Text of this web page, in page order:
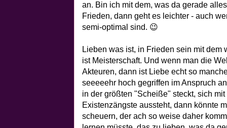
an. Bin ich mit dem, was da gerade
Frieden, dann geht es leichter - auch
semi-optimal sind. 😉
Lieben was ist, in Frieden sein mit dem
ist Meisterschaft. Und wenn man die
Akteuren, dann ist Liebe echt so
seeeeehr hoch gegriffen im Anspruch
in der größten "Scheiße" steckt, sich
Existenzängste aussteht, dann könnte
scheuern, der ach so weise daher